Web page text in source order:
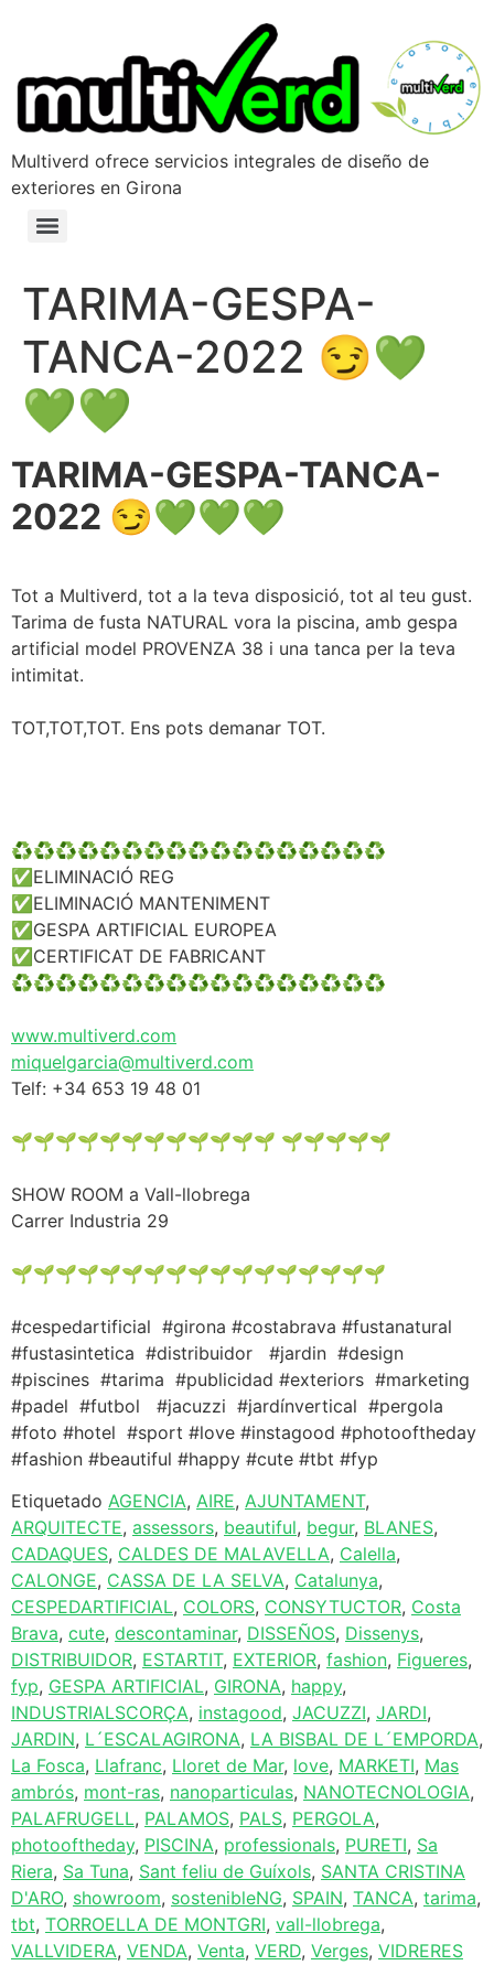
Multiverd ofrece servicios integrales de diseño de
exteriores en Girona
TARIMA-GESPA-
TANCA-2022 😏💚
💚💚
TARIMA-GESPA-TANCA-
2022 😏💚💚💚
Tot a Multiverd, tot a la teva disposició, tot al teu gust.
Tarima de fusta NATURAL vora la piscina, amb gespa
artificial model PROVENZA 38 i una tanca per la teva
intimitat.
TOT,TOT,TOT. Ens pots demanar TOT.
♻️♻️♻️♻️♻️♻️♻️♻️♻️♻️♻️♻️♻️♻️♻️♻️♻️
✅ELIMINACIÓ REG
✅ELIMINACIÓ MANTENIMENT
✅GESPA ARTIFICIAL EUROPEA
✅CERTIFICAT DE FABRICANT
♻️♻️♻️♻️♻️♻️♻️♻️♻️♻️♻️♻️♻️♻️♻️♻️♻️
www.multiverd.com
miquelgarcia@multiverd.com
Telf: +34 653 19 48 01
🌱🌱🌱🌱🌱🌱🌱🌱🌱🌱🌱🌱 🌱🌱🌱🌱🌱
SHOW ROOM a Vall-llobrega
Carrer Industria 29
🌱🌱🌱🌱🌱🌱🌱🌱🌱🌱🌱🌱🌱🌱🌱🌱🌱
#cespedartificial #girona #costabrava #fustanatural
#fustasintetica #distribuidor #jardin #design
#piscines #tarima #publicidad #exteriors #marketing
#padel #futbol #jacuzzi #jardínvertical #pergola
#foto #hotel #sport #love #instagood #photooftheday
#fashion #beautiful #happy #cute #tbt #fyp
Etiquetado AGENCIA, AIRE, AJUNTAMENT,
ARQUITECTE, assessors, beautiful, begur, BLANES,
CADAQUES, CALDES DE MALAVELLA, Calella,
CALONGE, CASSA DE LA SELVA, Catalunya,
CESPEDARTIFICIAL, COLORS, CONSYTUCTOR, Costa
Brava, cute, descontaminar, DISSEÑOS, Dissenys,
DISTRIBUIDOR, ESTARTIT, EXTERIOR, fashion, Figueres,
fyp, GESPA ARTIFICIAL, GIRONA, happy,
INDUSTRIALSCORÇA, instagood, JACUZZI, JARDI,
JARDIN, L´ESCALAGIRONA, LA BISBAL DE L´EMPORDA,
La Fosca, Llafranc, Lloret de Mar, love, MARKETI, Mas
ambrós, mont-ras, nanoparticulas, NANOTECNOLOGIA,
PALAFRUGELL, PALAMOS, PALS, PERGOLA,
photooftheday, PISCINA, professionals, PURETI, Sa
Riera, Sa Tuna, Sant feliu de Guíxols, SANTA CRISTINA
D'ARO, showroom, sostenibleNG, SPAIN, TANCA, tarima,
tbt, TORROELLA DE MONTGRI, vall-llobrega,
VALLVIDERA, VENDA, Venta, VERD, Verges, VIDRERES